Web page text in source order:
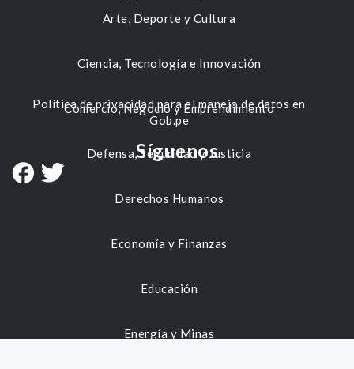
Arte, Deporte y Cultura
Ciencia, Tecnología e Innovación
Comercio, Negocio y Emprendimiento
Defensa, Seguridad y Justicia
Derechos Humanos
Economía y Finanzas
Educación
Energía y Minas
Política de privacidad para el manejo de datos en
Gob.pe
Síguenos